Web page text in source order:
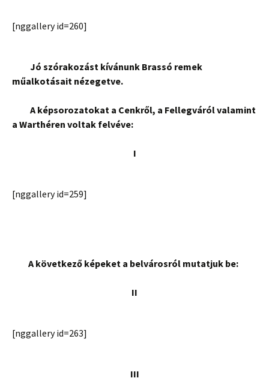
[nggallery id=260]
Jó szórakozást kívánunk Brassó remek
műalkotásait nézegetve.
A képsorozatokat a Cenkről, a Fellegváról valamint
a Warthéren voltak felvéve:
I
[nggallery id=259]
A következő képeket a belvárosról mutatjuk be:
II
[nggallery id=263]
III